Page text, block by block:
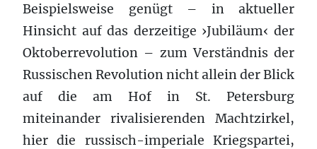
Beispielsweise genügt – in aktueller
Hinsicht auf das derzeitige ›Jubiläum‹ der
Oktoberrevolution – zum Verständnis der
Russischen Revolution nicht allein der Blick
auf die am Hof in St. Petersburg
miteinander rivalisierenden Machtzirkel,
hier die russisch-imperiale Kriegspartei,